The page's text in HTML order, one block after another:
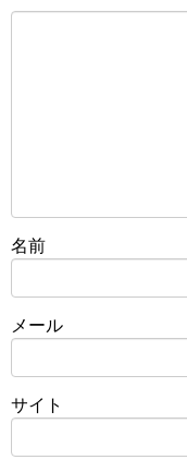
名前
メール
サイト